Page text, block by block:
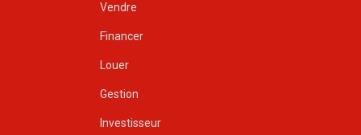
Vendre
Financer
Louer
Gestion
Investisseur